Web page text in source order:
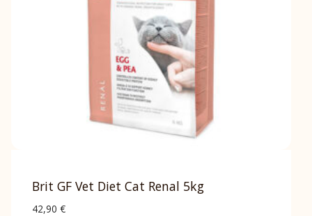
Brit GF Vet Diet Cat Renal 5kg
42,90 €